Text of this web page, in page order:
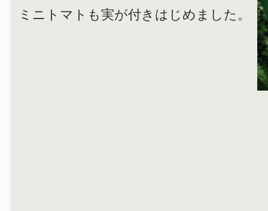
ミニトマトも実が付きはじめました。